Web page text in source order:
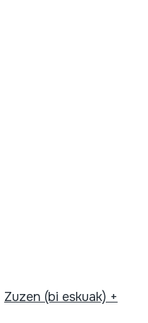
Zuzen (bi eskuak) +